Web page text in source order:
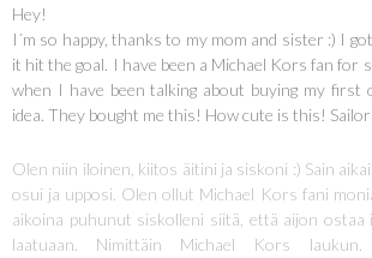
Hey!
I´m so happy, thanks to my mom and sister :) I
it hit the goal. I have been a Michael Kors fan for
when I have been talking about buying my first
idea. They bought me this! How cute is this! Sailor
Olen niin iloinen, kiitos äitini ja siskoni :) Sain
osui ja upposi. Olen ollut Michael Kors fani
aikoina puhunut siskolleni siitä, että aijon ostaa
laatuaan. Nimittäin Michael Kors